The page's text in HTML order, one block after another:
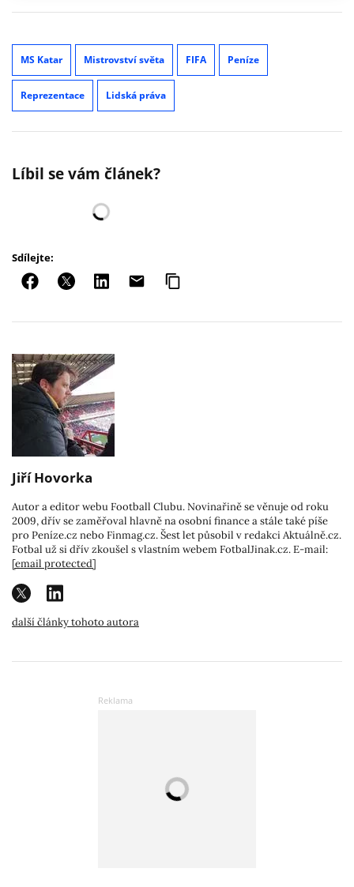
MS Katar Mistrovství světa FIFA Peníze
Reprezentace Lidská práva
Líbil se vám článek?
Sdílejte:
Jiří Hovorka
Autor a editor webu Football Clubu. Novinařině se věnuje od roku
2009, dřív se zaměřoval hlavně na osobní finance a stále také píše
pro Peníze.cz nebo Finmag.cz. Šest let působil v redakci Aktuálně.cz.
Fotbal už si dřív zkoušel s vlastním webem FotbalJinak.cz. E-mail:
[email protected]
další články tohoto autora